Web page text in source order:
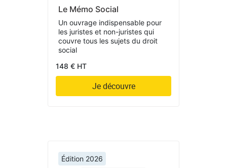
Le Mémo Social
Un ouvrage indispensable pour
les juristes et non-juristes qui
couvre tous les sujets du droit
social
148 € HT
Je découvre
Édition 2026